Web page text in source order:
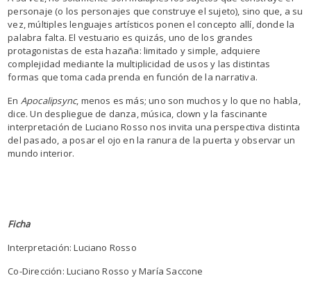
personaje (o los personajes que construye el sujeto), sino que, a su
vez, múltiples lenguajes artísticos ponen el concepto allí, donde la
palabra falta. El vestuario es quizás, uno de los grandes
protagonistas de esta hazaña: limitado y simple, adquiere
complejidad mediante la multiplicidad de usos y las distintas
formas que toma cada prenda en función de la narrativa.
En Apocalipsync, menos es más; uno son muchos y lo que no habla,
dice. Un despliegue de danza, música, clown y la fascinante
interpretación de Luciano Rosso nos invita una perspectiva distinta
del pasado, a posar el ojo en la ranura de la puerta y observar un
mundo interior.
Ficha
Interpretación: Luciano Rosso
Co-Dirección: Luciano Rosso y María Saccone